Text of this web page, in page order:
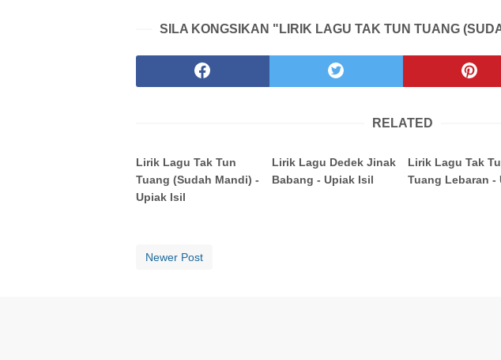
SILA KONGSIKAN "LIRIK LAGU TAK TUN TUANG
RELATED
Lirik Lagu Tak Tun
Tuang (Sudah Mandi) -
Upiak Isil
Lirik Lagu Dedek Jinak
Babang - Upiak Isil
Lirik Lagu Tak
Tuang Lebaran -
Newer Post